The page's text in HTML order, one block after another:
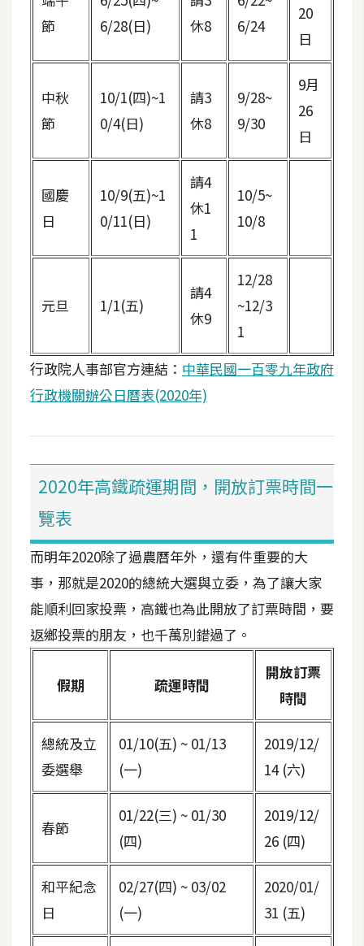
圖
免
費
字
型
網
架
r
d
r
e
s
安
裝
與
設
定
外
掛
實
商
W
o
o
C
o
m
e
r
c
節
6/28(日)
休8
6/24
20
日
中秋
節
10/1(四)~1
0/4(日)
請3
休8
9/28~
9/30
9月
26
日
國慶
日
10/9(五)~1
0/11(日)
請4
休1
1
10/5~
10/8
元旦 1/1(五)
請4
休9
12/28
~12/3
1
行政院人事部官方連結： 中華民國一百零九年政府
行政機關辦公日曆表(2020年)
2020年高鐵疏運期間，開放訂票時間一
覽表
而明年2020除了過農曆年外，還有件重要的大
事，那就是2020的總統大選與立委，為了讓大家
能順利回家投票，高鐵也為此開放了訂票時間，要
返鄉投票的朋友，也千萬別錯過了。
假期 疏運時間
開放訂票
時間
總統及立
委選舉
01/10(五) ~ 01/13
(一)
2019/12/
14 (六)
春節
01/22(三) ~ 01/30
(四)
2019/12/
26 (四)
和平紀念
日
02/27(四) ~ 03/02
(一)
2020/01/
31 (五)